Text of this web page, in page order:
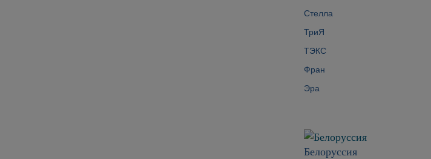
Стелла
ТриЯ
ТЭКС
Фран
Эра
Белоруссия